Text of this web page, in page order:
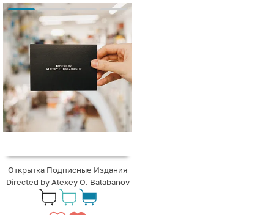
Открытка Подписные Издания
Directed by Alexey O. Balabanov